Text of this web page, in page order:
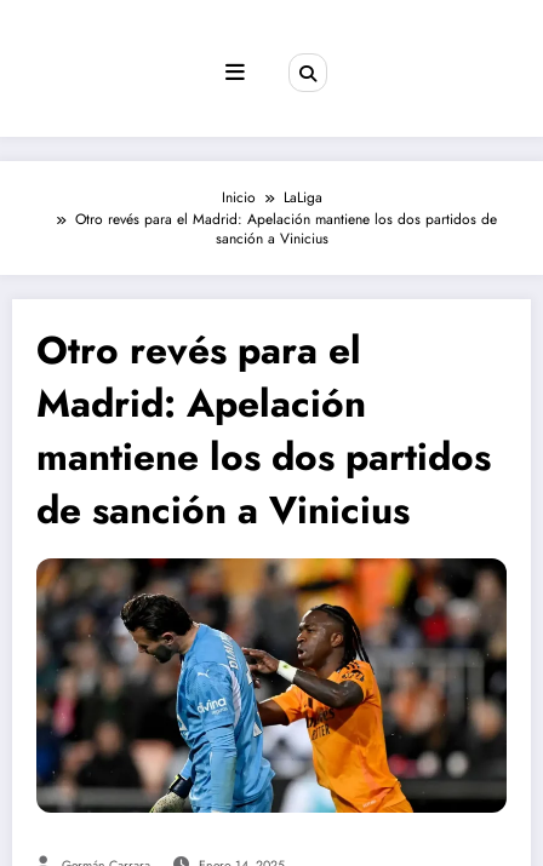
Inicio
LaLiga
Otro revés para el Madrid: Apelación mantiene los dos partidos de
sanción a Vinicius
Otro revés para el
Madrid: Apelación
mantiene los dos partidos
de sanción a Vinicius